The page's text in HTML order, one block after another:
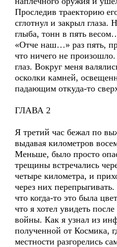
Проследив траекторию
сглотнул и закрыл глаза.
глыба, тонн в пять
«Отче наш…» раз пять,
что ничего не
глаз. Вокруг меня
осколки камней,
падающим откуда-то
ГЛАВА 2
Я третий час бежал по
выдавая километров
Меньше, было просто
трещины встречались
четыре километра, и
через них
что когда-то это была
что я хотел увидеть
войны. Как я узнал из
полученной от Космика,
местности разгорелись